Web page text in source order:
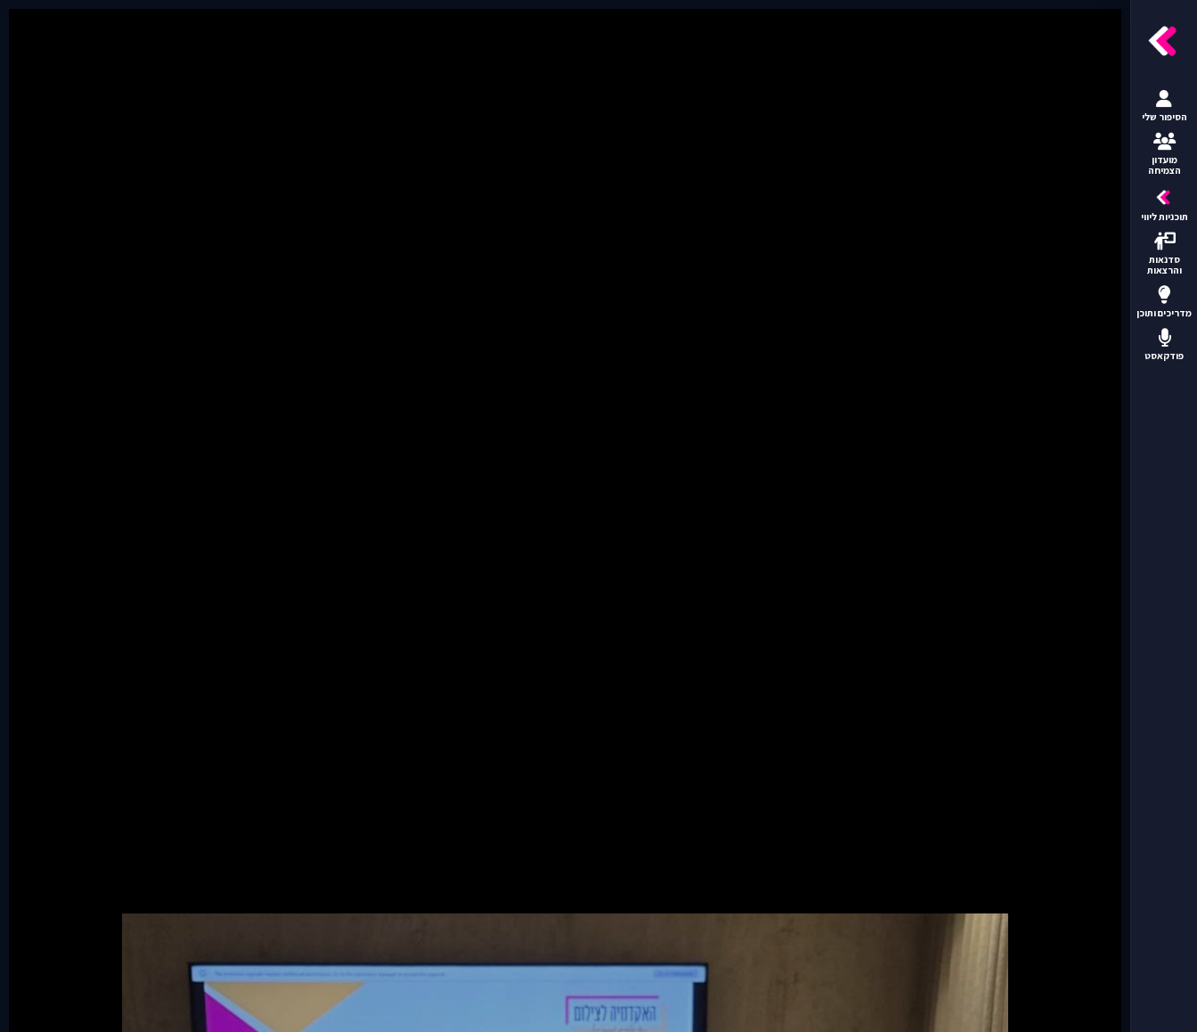
הסיפור שלי
מועדון
הצמיחה
תוכניות ליווי
סדנאות
והרצאות
מדריכים ותוכן
פודקאסט